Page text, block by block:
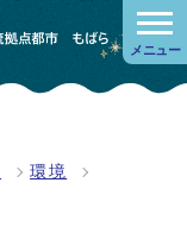
メニュー
環境